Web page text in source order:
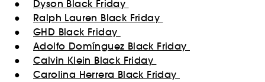
● Dyson Black Friday
● Ralph Lauren Black Friday
● GHD Black Friday
● Adolfo Domínguez Black Friday
● Calvin Klein Black Friday
● Carolina Herrera Black Friday